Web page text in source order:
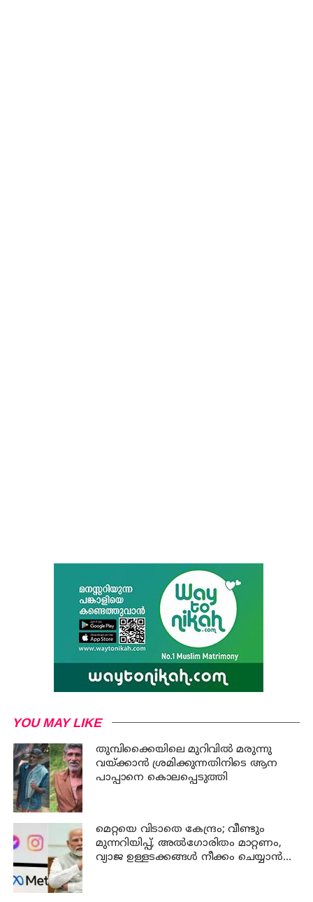
YOU MAY LIKE
തുമ്പിക്കൈയിലെ മുറിവില്‍ മരുന്നു
വയ്ക്കാന്‍ ശ്രമിക്കുന്നതിനിടെ ആന
പാപ്പാനെ കൊലപ്പെടുത്തി
മെറ്റയെ വിടാതെ കേന്ദ്രം; വീണ്ടും
മുന്നറിയിപ്പ്, അൽഗോരിതം മാറ്റണം,
വ്യാജ ഉള്ളടക്കങ്ങൾ നീക്കം ചെയ്യാൻ